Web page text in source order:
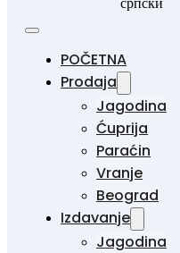
POČETNA
Prodaja
Jagodina
Ćuprija
Paraćin
Vranje
Beograd
Izdavanje
Jagodina